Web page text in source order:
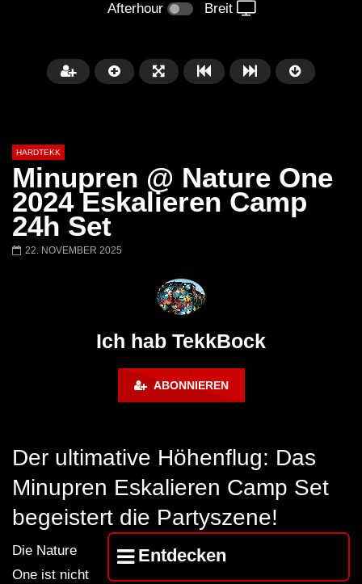
Afterhour Breit
Halberstadt 06.07.13 [HQ]
HARDTEKK
Minupren @ Nature One
2024 Eskalieren Camp
24h Set
22. NOVEMBER 2025
Ich hab TekkBock
ABONNIEREN
Der ultimative Höhenflug: Das
Minupren Eskalieren Camp Set
begeistert die Partyszene!
Entdecken
Die Nature
One ist nicht